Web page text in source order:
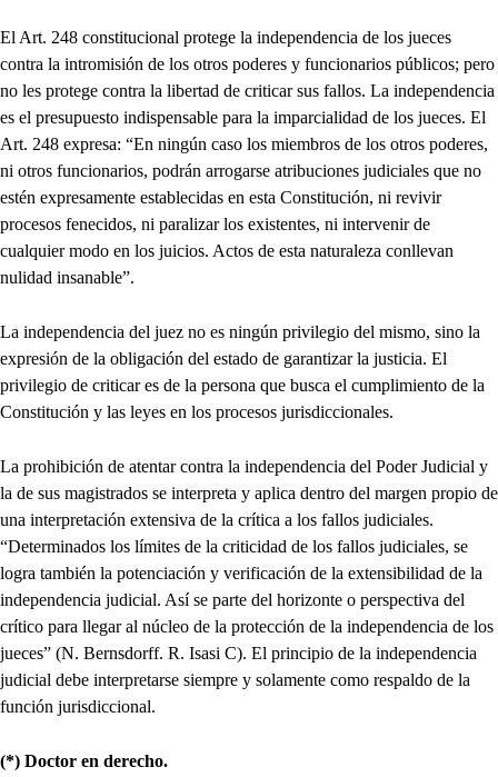
El Art. 248 constitucional protege la independencia de los jueces
contra la intromisión de los otros poderes y funcionarios públicos; pero
no les protege contra la libertad de criticar sus fallos. La independencia
es el presupuesto indispensable para la imparcialidad de los jueces. El
Art. 248 expresa: “En ningún caso los miembros de los otros poderes,
ni otros funcionarios, podrán arrogarse atribuciones judiciales que no
estén expresamente establecidas en esta Constitución, ni revivir
procesos fenecidos, ni paralizar los existentes, ni intervenir de
cualquier modo en los juicios. Actos de esta naturaleza conllevan
nulidad insanable”.
La independencia del juez no es ningún privilegio del mismo, sino la
expresión de la obligación del estado de garantizar la justicia. El
privilegio de criticar es de la persona que busca el cumplimiento de la
Constitución y las leyes en los procesos jurisdiccionales.
La prohibición de atentar contra la independencia del Poder Judicial y
la de sus magistrados se interpreta y aplica dentro del margen propio de
una interpretación extensiva de la crítica a los fallos judiciales.
“Determinados los límites de la criticidad de los fallos judiciales, se
logra también la potenciación y verificación de la extensibilidad de la
independencia judicial. Así se parte del horizonte o perspectiva del
crítico para llegar al núcleo de la protección de la independencia de los
jueces” (N. Bernsdorff. R. Isasi C). El principio de la independencia
judicial debe interpretarse siempre y solamente como respaldo de la
función jurisdiccional.
(*) Doctor en derecho.